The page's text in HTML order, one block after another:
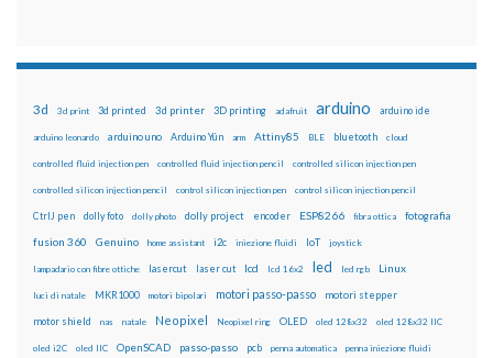
3d 3d print 3d printed 3d printer 3D printing adafruit arduino arduino ide
arduino leonardo arduino uno Arduino Yún arm Attiny85 BLE bluetooth cloud
controlled fluid injection pen controlled fluid injection pencil controlled silicon injection pen
controlled silicon injection pencil control silicon injection pen control silicon injection pencil
CtrlJ pen dolly foto dolly photo dolly project encoder ESP8266 fibra ottica fotografia
fusion 360 Genuino home assistant i2c iniezione fluidi IoT joystick
lampadario con fibre ottiche lasercut laser cut lcd lcd 16x2 led led rgb Linux
luci di natale MKR1000 motori bipolari motori passo-passo motori stepper
motor shield nas natale Neopixel Neopixel ring OLED oled 128x32 oled 128x32 IIC
oled i2C oled IIC OpenSCAD passo-passo pcb penna automatica penna iniezione fluidi